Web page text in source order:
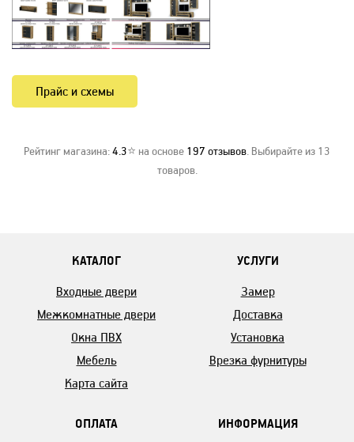
Прайс и схемы
Рейтинг магазина:4.3⭐ на основе 197 отзывов. Выбирайте из 13
товаров.
КАТАЛОГ
Входные двери
Межкомнатные двери
Окна ПВХ
Мебель
Карта сайта
УСЛУГИ
Замер
Доставка
Установка
Врезка фурнитуры
ОПЛАТА ИНФОРМАЦИЯ